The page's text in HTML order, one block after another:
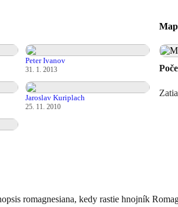
Peter Ivanov
31. 1. 2013
Jaroslav Kuriplach
25. 11. 2010
romagnesiana, kedy rastie hnojník